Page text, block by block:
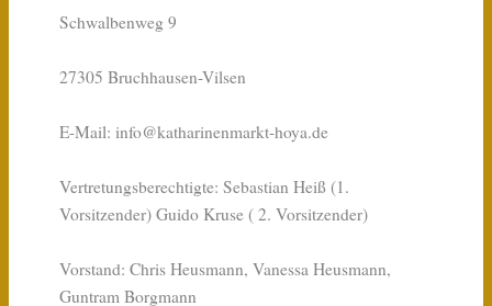
Schwalbenweg 9
27305 Bruchhausen-Vilsen
E-Mail: info@katharinenmarkt-hoya.de
Vertretungsberechtigte: Sebastian Heiß (1.
Vorsitzender) Guido Kruse ( 2. Vorsitzender)
Vorstand: Chris Heusmann, Vanessa Heusmann,
Guntram Borgmann